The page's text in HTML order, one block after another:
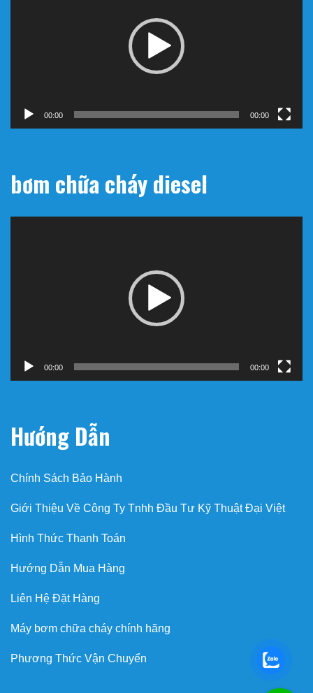
00:00 00:00
bơm chữa cháy diesel
00:00 00:00
Hướng Dẫn
Chính Sách Bảo Hành
Giới Thiệu Về Công Ty Tnhh Đầu Tư Kỹ Thuật Đại Việt
Hình Thức Thanh Toán
Hướng Dẫn Mua Hàng
Liên Hệ Đặt Hàng
Máy bơm chữa cháy chính hãng
Phương Thức Vận Chuyển